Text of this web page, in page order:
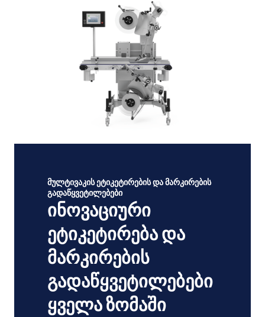
მულტივაკის ეტიკეტირების და მარკირების
გადაწყვეტილებები
ინოვაციური
ეტიკეტირება და
მარკირების
გადაწყვეტილებები
ყველა ზომაში